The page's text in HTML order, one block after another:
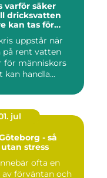
dricksvatten
kan tas för
uppstår när
rent vatten
för människors
kan handla...
jul
- så
stress
ofta en
förväntan och